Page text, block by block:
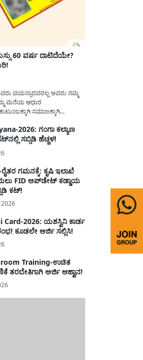
60 ವರ್ಷ ದಾಟಿದೆಯೇ?
ವಯಸ್ಸಾದವರಲ್ಲ ಅವರು ನಮ್ಮ
ಮನೆಯ ಆಧಾರ
ಸಮಾಜಕ್ಕಾಗಿ
ಕನಸಾಗಿರುತ್ತದೆ ಆದ್ದರಿಂದ
2026: ಗಂಗಾ ಕಲ್ಯಾಣ
ಸಬ್ಸಿಡಿ ಹೆಚ್ಚಳ!
ಗಮನಕ್ಕೆ: ಕೃಷಿ ಇಲಾಖೆ
FID ಅಪ್‌ಡೇಟ್ ಕಡ್ಡಾಯ
ಕಟ್!
Card-2026: ಯಶಸ್ವಿನಿ ಕಾರ್ಡ
ಕೂಡಲೇ ಅರ್ಜಿ ಸಲ್ಲಿಸಿ!
Training-ಉಚಿತ
ತರಬೇತಿಗಾಗಿ ಅರ್ಜಿ ಆಹ್ವಾನ!